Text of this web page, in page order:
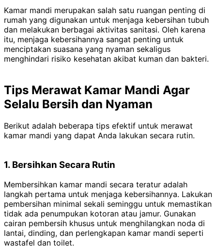
Kamar mandi merupakan salah satu ruangan penting di
rumah yang digunakan untuk menjaga kebersihan tubuh
dan melakukan berbagai aktivitas sanitasi. Oleh karena
itu, menjaga kebersihannya sangat penting untuk
menciptakan suasana yang nyaman sekaligus
menghindari risiko kesehatan akibat kuman dan bakteri.
Tips Merawat Kamar Mandi Agar
Selalu Bersih dan Nyaman
Berikut adalah beberapa tips efektif untuk merawat
kamar mandi yang dapat Anda lakukan secara rutin.
1. Bersihkan Secara Rutin
Membersihkan kamar mandi secara teratur adalah
langkah pertama untuk menjaga kebersihannya. Lakukan
pembersihan minimal sekali seminggu untuk memastikan
tidak ada penumpukan kotoran atau jamur. Gunakan
cairan pembersih khusus untuk menghilangkan noda di
lantai, dinding, dan perlengkapan kamar mandi seperti
wastafel dan toilet.